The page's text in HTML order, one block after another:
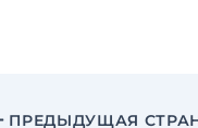
ПРЕДЫДУЩАЯ